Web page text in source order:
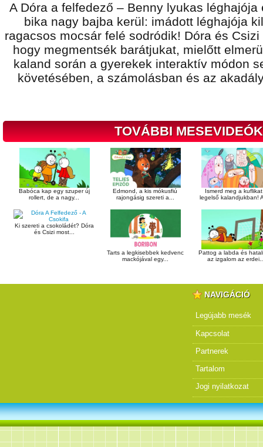
A Dóra a felfedező – Benny lyukas léghajója
bika nagy bajba kerül: imádott léghajója
ragacsos mocsár felé sodródik! Dóra és
hogy megmentsék barátjukat, mielőtt
kaland során a gyerekek interaktív módon
követésében, a számolásban és az
TOVÁBBI
Babóca kap egy szuper új
rollert, de a nagy...
Edmond, a kis mókusfiú
rajongásig szereti a...
Ismerd meg a
legelső kalandjukban!
Ki szereti a csokoládét? Dóra
és Csizi most...
Tarts a legkisebbek kedvenc
mackójával egy...
Pattog a labda és
az izgalom az
NAVIGÁCIÓ
Legújabb mesék
Kapcsolat
Partnerek
Tartalom
Jogi nyilatkozat